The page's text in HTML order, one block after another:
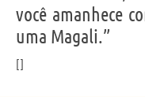
você amanhece
uma Magali.”